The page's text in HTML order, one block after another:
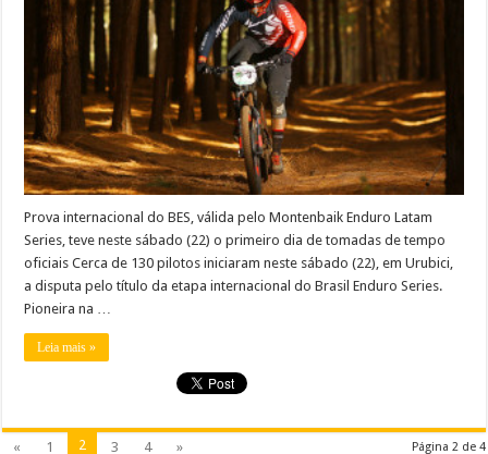
Prova internacional do BES, válida pelo Montenbaik Enduro Latam
Series, teve neste sábado (22) o primeiro dia de tomadas de tempo
oficiais Cerca de 130 pilotos iniciaram neste sábado (22), em Urubici,
a disputa pelo título da etapa internacional do Brasil Enduro Series.
Pioneira na …
Leia mais »
Página 2 de 4
« 1 2 3 4 »